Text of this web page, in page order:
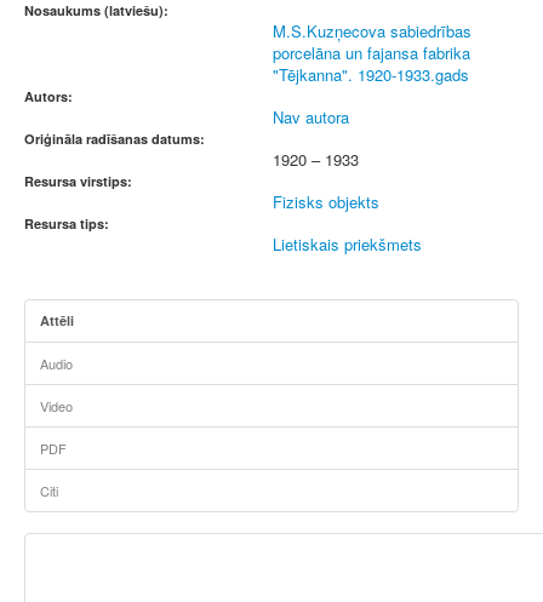
Nosaukums (latviešu):
M.S.Kuzņecova sabiedrības
porcelāna un fajansa fabrika
"Tējkanna". 1920-1933.gads
Autors:
Nav autora
Oriģināla radīšanas datums:
1920 – 1933
Resursa virstips:
Fizisks objekts
Resursa tips:
Lietiskais priekšmets
Attēli
Audio
Video
PDF
Citi